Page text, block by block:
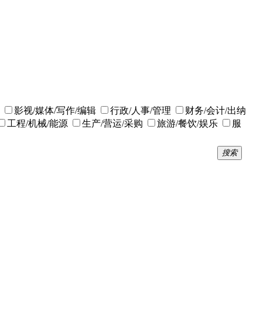
影视/媒体/写作/编辑 行政/人事/管理
财务/会计/出纳
工程/机械/能源 生产/营运/采购 旅游/餐饮/娱乐
服
搜索